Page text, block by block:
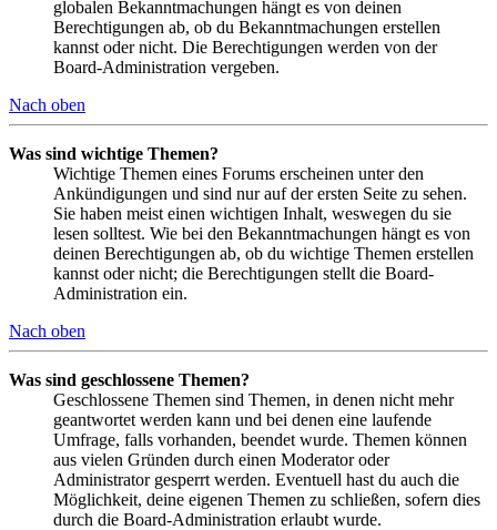
globalen Bekanntmachungen hängt es von deinen
Berechtigungen ab, ob du Bekanntmachungen erstellen
kannst oder nicht. Die Berechtigungen werden von der
Board-Administration vergeben.
Nach oben
Was sind wichtige Themen?
Wichtige Themen eines Forums erscheinen unter den
Ankündigungen und sind nur auf der ersten Seite zu sehen.
Sie haben meist einen wichtigen Inhalt, weswegen du sie
lesen solltest. Wie bei den Bekanntmachungen hängt es von
deinen Berechtigungen ab, ob du wichtige Themen erstellen
kannst oder nicht; die Berechtigungen stellt die Board-
Administration ein.
Nach oben
Was sind geschlossene Themen?
Geschlossene Themen sind Themen, in denen nicht mehr
geantwortet werden kann und bei denen eine laufende
Umfrage, falls vorhanden, beendet wurde. Themen können
aus vielen Gründen durch einen Moderator oder
Administrator gesperrt werden. Eventuell hast du auch die
Möglichkeit, deine eigenen Themen zu schließen, sofern dies
durch die Board-Administration erlaubt wurde.